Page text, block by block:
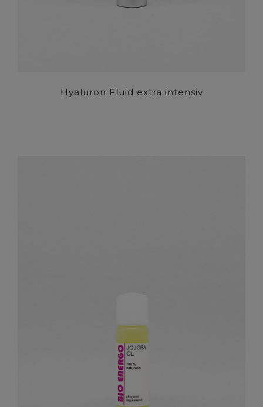
Hyaluron Fluid extra intensiv